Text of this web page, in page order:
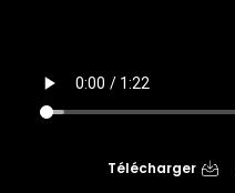
Télécharger